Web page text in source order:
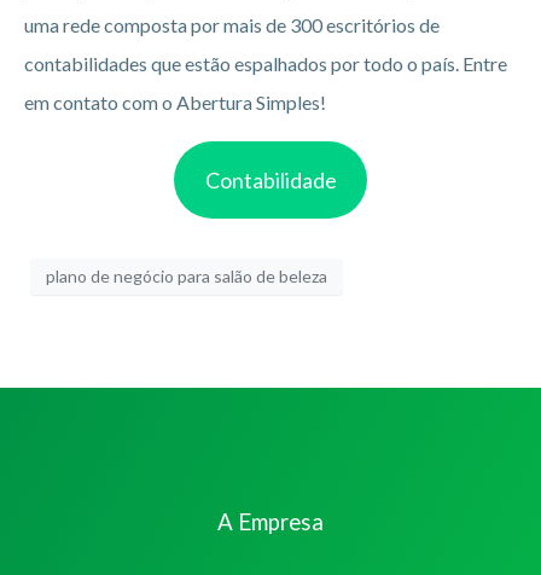
uma rede composta por mais de 300 escritórios de
contabilidades que estão espalhados por todo o país. Entre
em contato com o Abertura Simples!
Contabilidade
plano de negócio para salão de beleza
A Empresa